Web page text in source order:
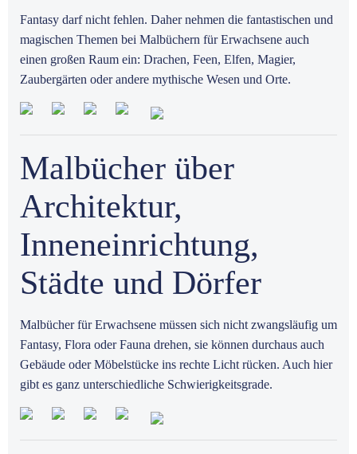
Fantasy darf nicht fehlen. Daher nehmen die fantastischen und
magischen Themen bei Malbüchern für Erwachsene auch
einen großen Raum ein: Drachen, Feen, Elfen, Magier,
Zaubergärten oder andere mythische Wesen und Orte.
Malbücher über
Architektur,
Inneneinrichtung,
Städte und Dörfer
Malbücher für Erwachsene müssen sich nicht zwangsläufig um
Fantasy, Flora oder Fauna drehen, sie können durchaus auch
Gebäude oder Möbelstücke ins rechte Licht rücken. Auch hier
gibt es ganz unterschiedliche Schwierigkeitsgrade.